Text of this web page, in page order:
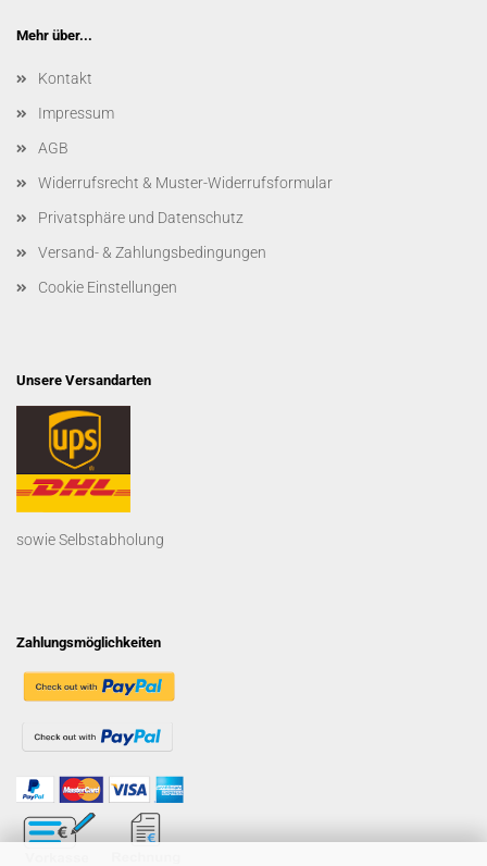
Mehr über...
Kontakt
Impressum
AGB
Widerrufsrecht & Muster-Widerrufsformular
Privatsphäre und Datenschutz
Versand- & Zahlungsbedingungen
Cookie Einstellungen
Unsere Versandarten
sowie Selbstabholung
Zahlungsmöglichkeiten